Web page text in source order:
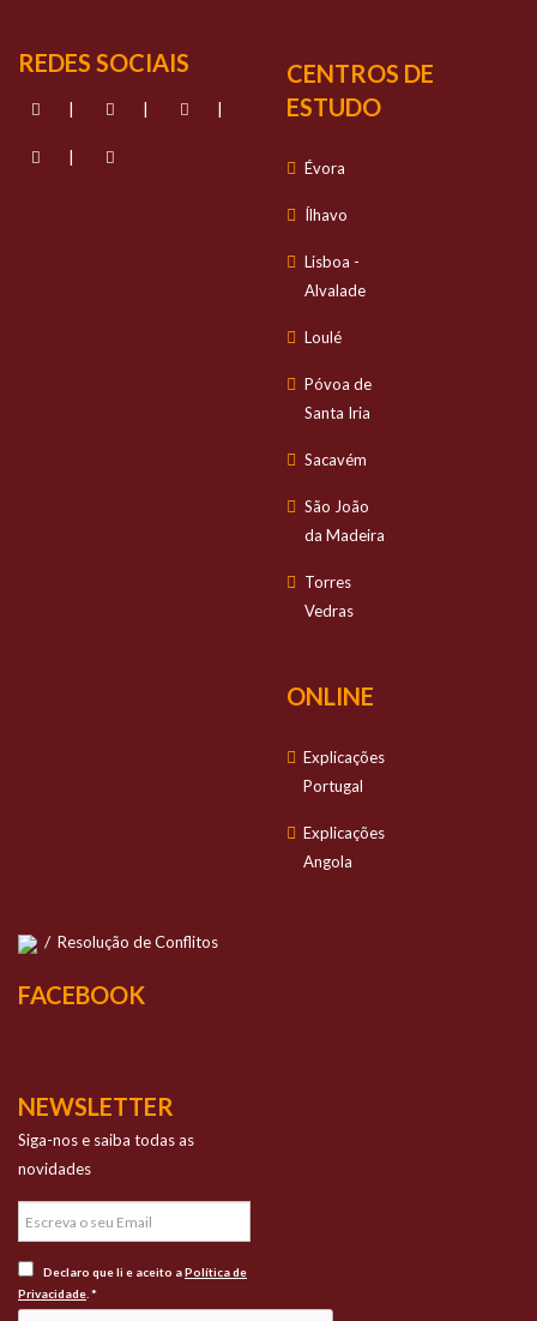
REDES SOCIAIS
| | |
|
CENTROS DE
ESTUDO
Évora
Ílhavo
Lisboa -
Alvalade
Loulé
Póvoa de
Santa Iria
Sacavém
São João
da Madeira
Torres
Vedras
ONLINE
Explicações
Portugal
Explicações
Angola
/ Resolução de Conflitos
FACEBOOK
NEWSLETTER
Siga-nos e saiba todas as
novidades
Declaro que li e aceito aPolítica de
Privacidade . *